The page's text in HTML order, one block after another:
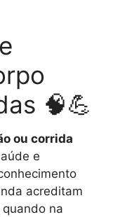
🧠💪
ou corrida
e
acreditam
na